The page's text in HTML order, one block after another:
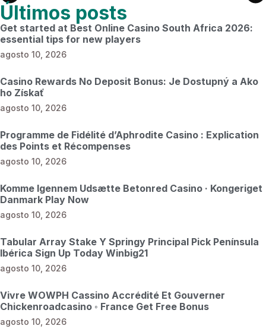
Últimos posts
Get started at Best Online Casino South Africa 2026:
essential tips for new players
agosto 10, 2026
Casino Rewards No Deposit Bonus: Je Dostupný a Ako
ho Získať
agosto 10, 2026
Programme de Fidélité d’Aphrodite Casino : Explication
des Points et Récompenses
agosto 10, 2026
Komme Igennem Udsætte Betonred Casino · Kongeriget
Danmark Play Now
agosto 10, 2026
Tabular Array Stake Y Springy Principal Pick Península
Ibérica Sign Up Today Winbig21
agosto 10, 2026
Vivre WOWPH Cassino Accrédité Et Gouverner
Chickenroadcasino ◦ France Get Free Bonus
agosto 10, 2026